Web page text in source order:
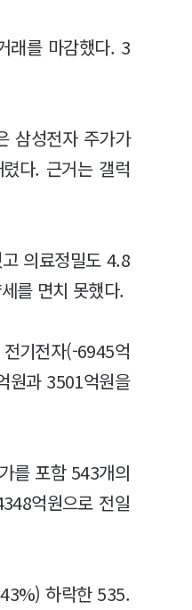
래를 마감했다. 3
삼성전자 주가가
다. 근거는 갤럭
의료정밀도 4.8
를 면치 못했다.
기전자(-6945억
원과 3501억원을
를 포함 543개의
억원으로 전일
하락한 535.